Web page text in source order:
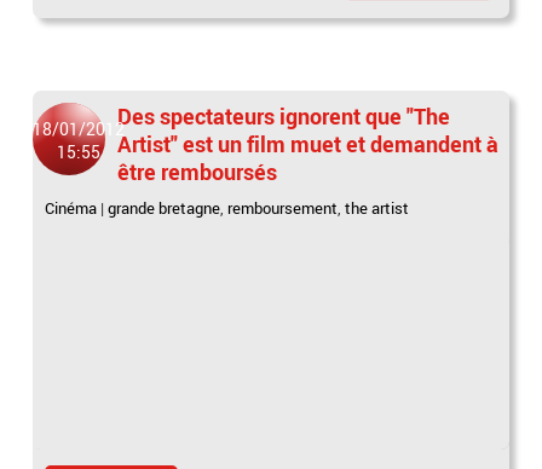
18/01/2012
15:55
Des spectateurs ignorent que "The
Artist" est un film muet et demandent à
être remboursés
Cinéma |grande bretagne, remboursement,the artist